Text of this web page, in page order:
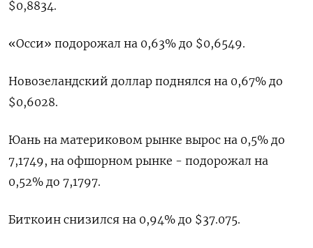
$0,8834​.
«Осси» подорожал на 0,63% до $0,6549​.
Новозеландский доллар поднялся на 0,67% до
$0,6028​.
Юань на материковом рынке вырос на 0,5% до​
7,1749​, на офшорном рынке - подорожал на
0,52% до 7,1797.
Биткоин снизился на 0,94% до $37.075.